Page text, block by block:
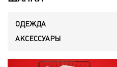
ОДЕЖДА
АКСЕССУАРЫ